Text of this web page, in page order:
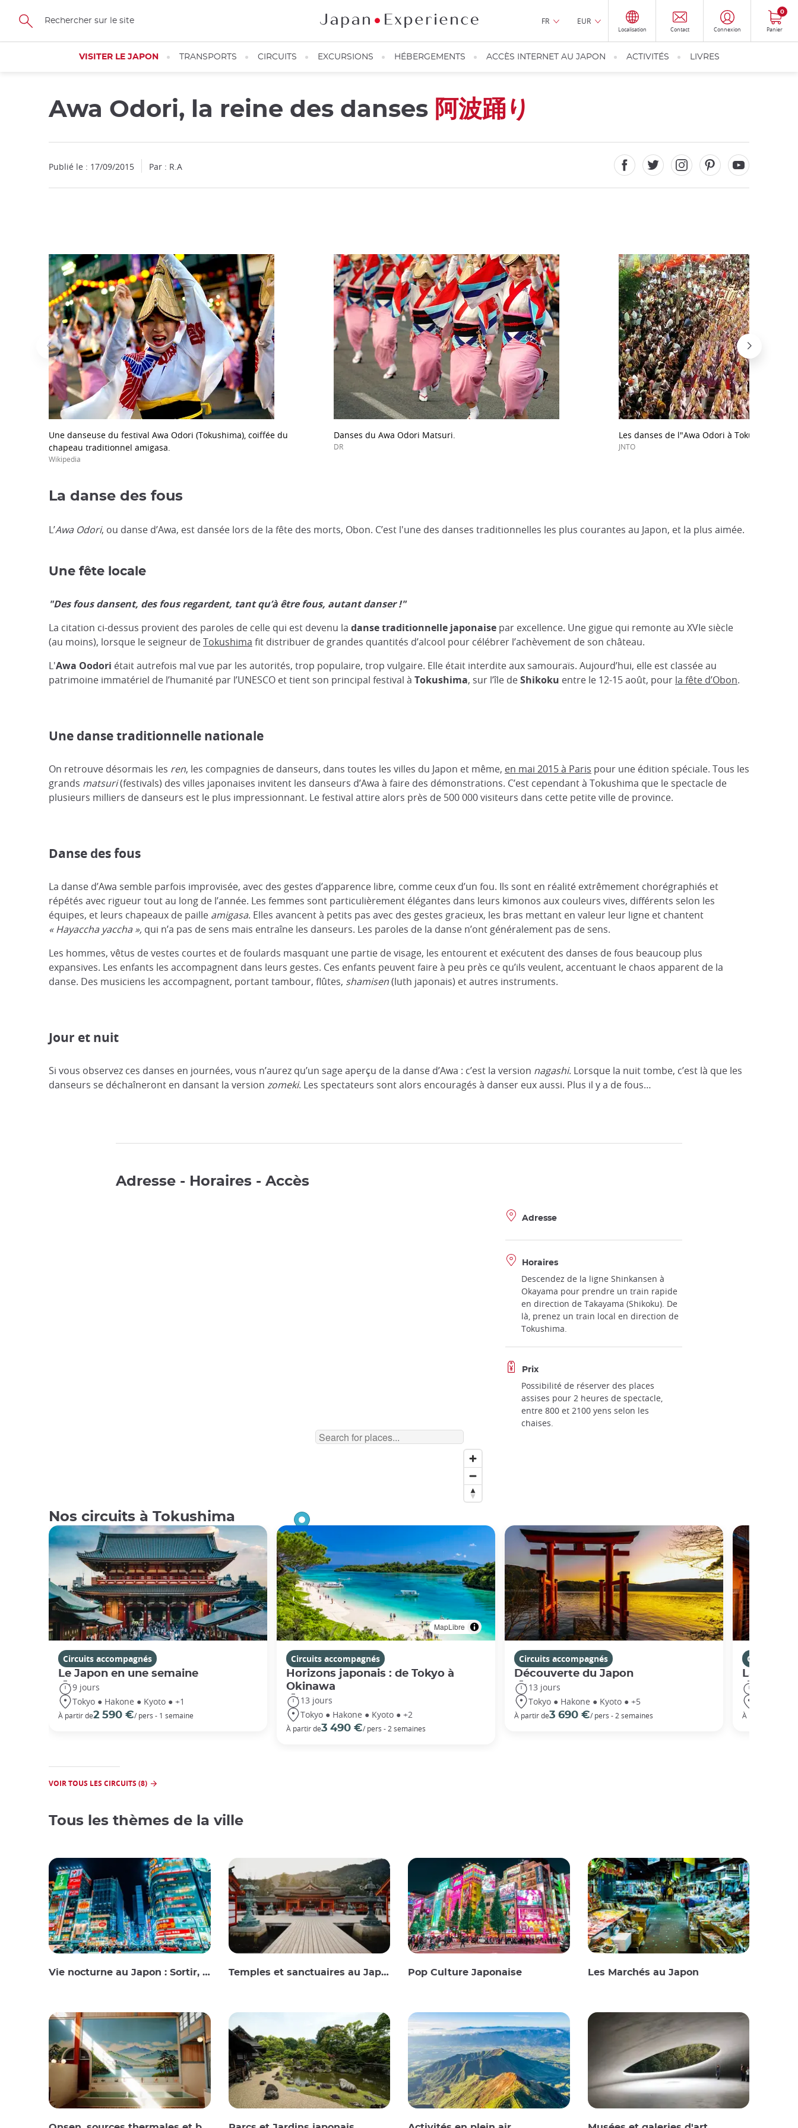
Skip
main
FR EUR
Localisation Contact Connexion Panier
0
VISITER LE JAPON TRANSPORTS CIRCUITS EXCURSIONS HÉBERGEMENTS ACCÈS INTERNET AU JAPON ACTIVITÉS LIVRES
Awa Odori, la reine des danses 阿波踊り
Publié le : 17/09/2015 Par : R.A
Une danseuse du festival Awa Odori (Tokushima), coiffée du
chapeau traditionnel amigasa.
Wikipedia
Danses du Awa Odori Matsuri.
DR
Les danses de l"Awa Odori à Tokushima.
JNTO
La danse des fous
L’Awa Odori, ou danse d’Awa, est dansée lors de la fête des morts, Obon. C’est l'une des danses traditionnelles les plus courantes au Japon, et la plus aimée.
Une fête locale
"Des fous dansent, des fous regardent, tant qu’à être fous, autant danser !"
La citation ci-dessus provient des paroles de celle qui est devenu la danse traditionnelle japonaise par excellence. Une gigue qui remonte au XVIe siècle
(au moins), lorsque le seigneur deTokushima fit distribuer de grandes quantités d’alcool pour célébrer l’achèvement de son château.
L'Awa Oodori était autrefois mal vue par les autorités, trop populaire, trop vulgaire. Elle était interdite aux samouraïs. Aujourd’hui, elle est classée au
patrimoine immatériel de l’humanité par l’UNESCO et tient son principal festival à Tokushima, sur l’île deShikoku entre le 12-15 août, pour la fête d’Obon.
Une danse traditionnelle nationale
On retrouve désormais les ren, les compagnies de danseurs, dans toutes les villes du Japon et même, en mai 2015 à Paris pour une édition spéciale. Tous les
grands matsuri(festivals) des villes japonaises invitent les danseurs d’Awa à faire des démonstrations. C’est cependant à Tokushima que le spectacle de
plusieurs milliers de danseurs est le plus impressionnant. Le festival attire alors près de 500 000 visiteurs dans cette petite ville de province.
Danse des fous
La danse d’Awa semble parfois improvisée, avec des gestes d’apparence libre, comme ceux d’un fou. Ils sont en réalité extrêmement chorégraphiés et
répétés avec rigueur tout au long de l’année. Les femmes sont particulièrement élégantes dans leurs kimonos aux couleurs vives, différents selon les
équipes, et leurs chapeaux de paille amigasa. Elles avancent à petits pas avec des gestes gracieux, les bras mettant en valeur leur ligne et chantent
« Hayaccha yaccha », qui n’a pas de sens mais entraîne les danseurs. Les paroles de la danse n’ont généralement pas de sens.
Les hommes, vêtus de vestes courtes et de foulards masquant une partie de visage, les entourent et exécutent des danses de fous beaucoup plus
expansives. Les enfants les accompagnent dans leurs gestes. Ces enfants peuvent faire à peu près ce qu’ils veulent, accentuant le chaos apparent de la
danse. Des musiciens les accompagnent, portant tambour, flûtes, shamisen(luth japonais) et autres instruments.
Jour et nuit
Si vous observez ces danses en journées, vous n’aurez qu’un sage aperçu de la danse d’Awa : c’est la version nagashi. Lorsque la nuit tombe, c’est là que les
danseurs se déchaîneront en dansant la version zomeki. Les spectateurs sont alors encouragés à danser eux aussi. Plus il y a de fous…
Adresse - Horaires - Accès
MapLibre
Adresse
Horaires
Descendez de la ligne Shinkansen à
Okayama pour prendre un train rapide
en direction de Takayama (Shikoku). De
là, prenez un train local en direction de
Tokushima.
Prix
Possibilité de réserver des places
assises pour 2 heures de spectacle,
entre 800 et 2100 yens selon les
chaises.
Nos circuits à Tokushima
Circuits accompagnés
Le Japon en une semaine
9 jours
Tokyo ● Hakone ● Kyoto ● +1
À partir de2 590 €/ pers - 1 semaine
Circuits accompagnés
Horizons japonais : de Tokyo à
Okinawa
13 jours
Tokyo ● Hakone ● Kyoto ● +2
À partir de3 490 €/ pers - 2 semaines
Circuits accompagnés
Découverte du Japon
13 jours
Tokyo ● Hakone ● Kyoto ● +5
À partir de3 690 €/ pers - 2 semaines
Circuits
La Route
À partir de
VOIR TOUS LES CIRCUITS (8)
Tous les thèmes de la ville
Vie nocturne au Japon : Sortir, voir et boire Temples et sanctuaires au Japon Pop Culture Japonaise Les Marchés au Japon